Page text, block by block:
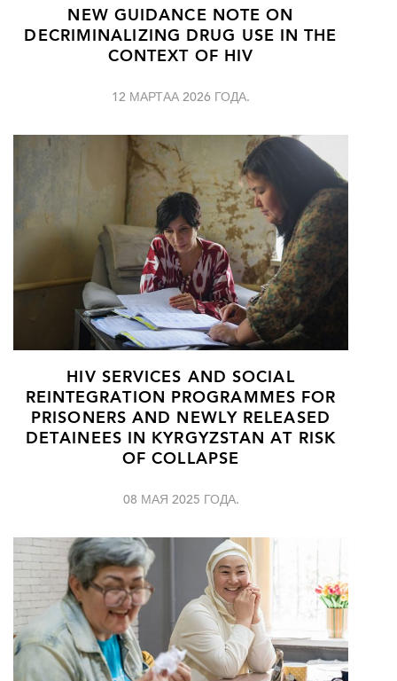
NEW GUIDANCE NOTE ON
DECRIMINALIZING DRUG USE IN THE
CONTEXT OF HIV
12 МАРТАА 2026 ГОДА.
HIV SERVICES AND SOCIAL
REINTEGRATION PROGRAMMES FOR
PRISONERS AND NEWLY RELEASED
DETAINEES IN KYRGYZSTAN AT RISK
OF COLLAPSE
08 МАЯ 2025 ГОДА.